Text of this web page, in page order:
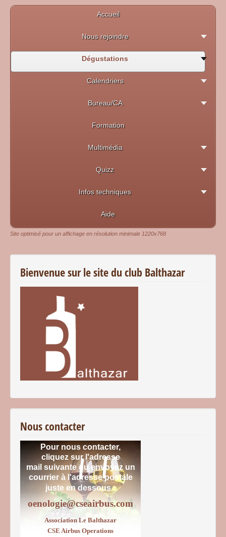
Accueil
Nous rejoindre
Dégustations
Calendriers
Bureau/CA
Formation
Multimédia
Quizz
Infos techniques
Aide
Site optimisé pour un affichage en résolution minimale 1220x768
Bienvenue sur le site du club Balthazar
Nous contacter
Pour nous contacter,
cliquez sur l'adresse
mail suivante ou envoyez un
courrierà l'adresse postale
juste en dessous :
oenologie@cseairbus.com
Association Le Balthazar
CSE Airbus Operations